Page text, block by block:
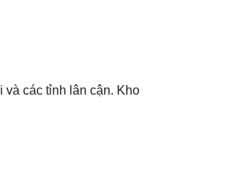
và các tỉnh lân cận. Kho